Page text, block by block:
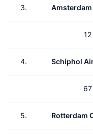
3. Amsterdam
4. Schiphol
5. Rotterdam